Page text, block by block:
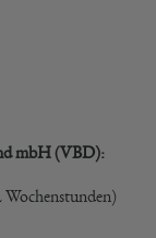
mbH (VBD):